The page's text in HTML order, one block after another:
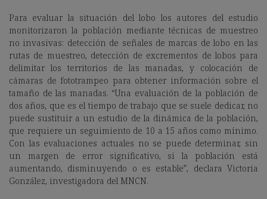
Para evaluar la situación del lobo los autores del estudio
monitorizaron la población mediante técnicas de muestreo
no invasivas: detección de señales de marcas de lobo en las
rutas de muestreo, detección de excrementos de lobos para
delimitar los territorios de las manadas, y colocación de
cámaras de fototrampeo para obtener información sobre el
tamaño de las manadas. “Una evaluación de la población de
dos años, que es el tiempo de trabajo que se suele dedicar, no
puede sustituir a un estudio de la dinámica de la población,
que requiere un seguimiento de 10 a 15 años como mínimo.
Con las evaluaciones actuales no se puede determinar, sin
un margen de error significativo, si la población está
aumentando, disminuyendo o es estable”, declara Victoria
González, investigadora del MNCN.